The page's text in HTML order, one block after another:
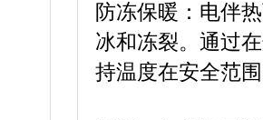
防冻保暖：电伴
冰和冻裂。通过
持温度在安全范